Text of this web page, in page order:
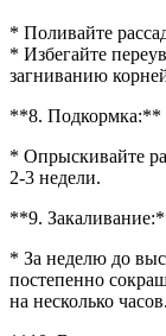
* Поливайте
* Избегайте
загниванию
**8. Подкормка:**
* Опрыскивайте
2-3 недели.
**9.
* За неделю до
постепенно
на несколько часов.